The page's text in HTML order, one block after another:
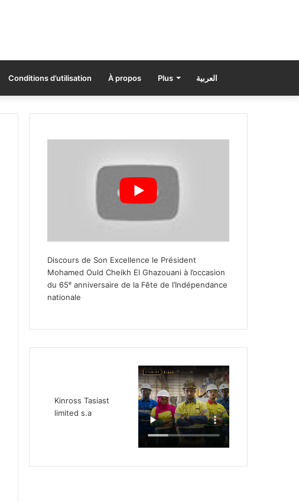
Conditions d’utilisation À propos Plus العربية
Discours de Son Excellence le Président
Mohamed Ould Cheikh El Ghazouani à l’occasion
du 65ᵉ anniversaire de la Fête de l’Indépendance
nationale
Kinross Tasiast
limited s.a